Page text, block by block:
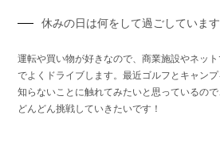
休みの日は何をして過ごしていま
運転や買い物が好きなので、商業施設やネッ
でよくドライブします。最近ゴルフとキャン
知らないことに触れてみたいと思っているの
どんどん挑戦していきたいです！